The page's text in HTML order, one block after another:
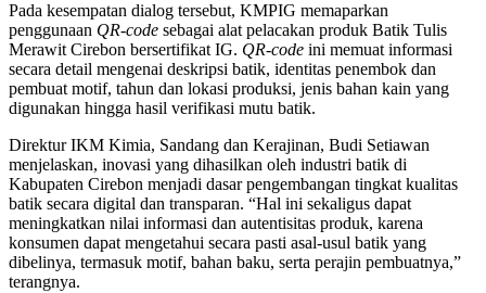
Pada kesempatan dialog tersebut, KMPIG memaparkan
penggunaan QR-code sebagai alat pelacakan produk Batik Tulis
Merawit Cirebon bersertifikat IG. QR-code ini memuat informasi
secara detail mengenai deskripsi batik, identitas penembok dan
pembuat motif, tahun dan lokasi produksi, jenis bahan kain yang
digunakan hingga hasil verifikasi mutu batik.
Direktur IKM Kimia, Sandang dan Kerajinan, Budi Setiawan
menjelaskan, inovasi yang dihasilkan oleh industri batik di
Kabupaten Cirebon menjadi dasar pengembangan tingkat kualitas
batik secara digital dan transparan. “Hal ini sekaligus dapat
meningkatkan nilai informasi dan autentisitas produk, karena
konsumen dapat mengetahui secara pasti asal-usul batik yang
dibelinya, termasuk motif, bahan baku, serta perajin pembuatnya,”
terangnya.